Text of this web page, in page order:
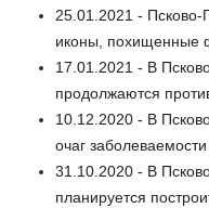
25.01.2021 - Псково-
иконы, похищенные
17.01.2021 - В
продолжаются
10.12.2020 - В
очаг
31.10.2020 - В
планируется